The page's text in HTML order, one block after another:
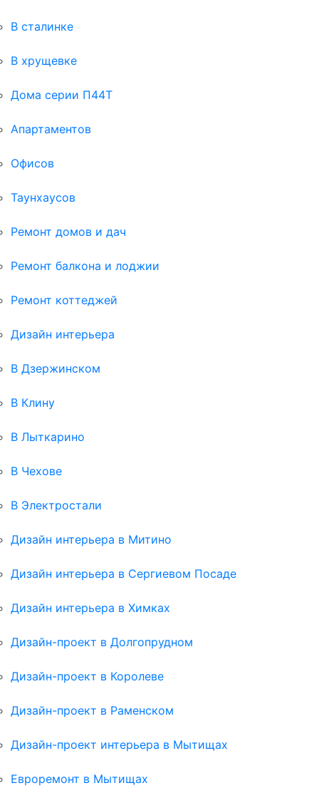
В сталинке
В хрущевке
Дома серии П44Т
Апартаментов
Офисов
Таунхаусов
Ремонт домов и дач
Ремонт балкона и лоджии
Ремонт коттеджей
Дизайн интерьера
В Дзержинском
В Клину
В Лыткарино
В Чехове
В Электростали
Дизайн интерьера в Митино
Дизайн интерьера в Сергиевом Посаде
Дизайн интерьера в Химках
Дизайн-проект в Долгопрудном
Дизайн-проект в Королеве
Дизайн-проект в Раменском
Дизайн-проект интерьера в Мытищах
Евроремонт в Мытищах